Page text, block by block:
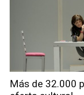
Más de 32.000